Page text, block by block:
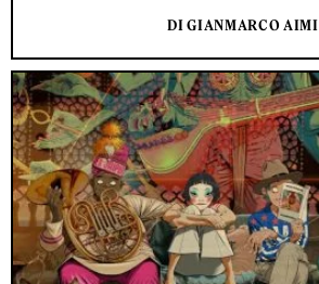
DI GIANMARCO AIMI